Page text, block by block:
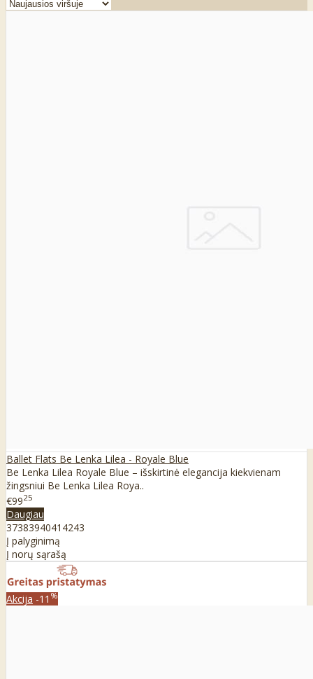
Ballet Flats Be Lenka Lilea - Royale Blue
Be Lenka Lilea Royale Blue – išskirtinė elegancija kiekvienam
žingsniui Be Lenka Lilea Roya..
€9925
Daugiau
3738394041 4243
Į palyginimą
Į norų sąrašą
Akcija -11 %